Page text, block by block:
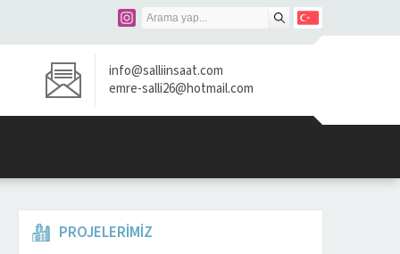
info@salliinsaat.com
emre-salli26@hotmail.com
PROJELERİMİZ